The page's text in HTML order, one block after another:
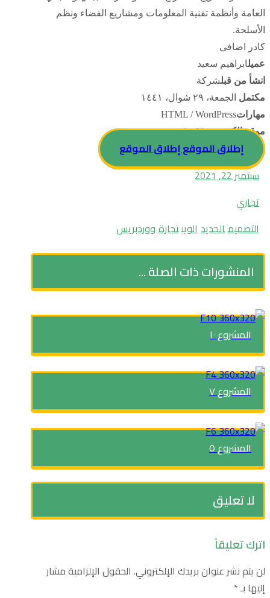
العامة وأنظمة تقنية المعلومات ومشاريع الفضاء ونظم
الأسلحة.
کادر اضافی
عميلابراهيم سعيد
انشأ من قبلشركة
مكتمل الجمعة، ٢٩ شوال، ١٤٤١
مهاراتHTML / WordPress
موقع إلكترونيxtra.com/arabic
إطلاق الموقعإطلاق الموقع
سبتمبر 22, 2021
تجاري
التصميمالجديدالويبتجارة ووردبريس
المنشورات ذات الصلة ...
المشروع ١٠
المشروع ٧
المشروع ٥
لا تعليق
اترك تعليقاً
لن يتم نشر عنوان بريدك الإلكتروني. الحقول الإلزامية مشار
إليها بـ*